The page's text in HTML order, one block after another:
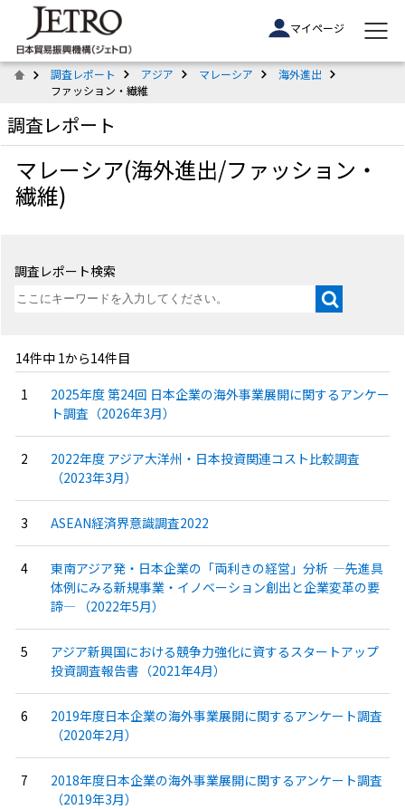
マイページ
調査レポート アジア マレーシア
海外進出
ファッション・繊維
調査レポート
マレーシア(海外進出/ファッション・
繊維)
調査レポート検索
14件中 1から14件目
2025年度 第24回 日本企業の海外事業展開に関するアンケー
ト調査（2026年3月）
2022年度 アジア大洋州・日本投資関連コスト比較調査
（2023年3月）
ASEAN経済界意識調査2022
東南アジア発・日本企業の「両利きの経営」分析 ―先進具
体例にみる新規事業・イノベーション創出と企業変革の要
諦― （2022年5月）
アジア新興国における競争力強化に資するスタートアップ
投資調査報告書（2021年4月）
2019年度日本企業の海外事業展開に関するアンケート調査
（2020年2月）
2018年度日本企業の海外事業展開に関するアンケート調査
（2019年3月）